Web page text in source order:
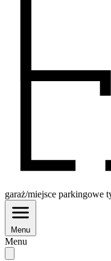
garaż/miejsce parkingowe
Menu
Menu